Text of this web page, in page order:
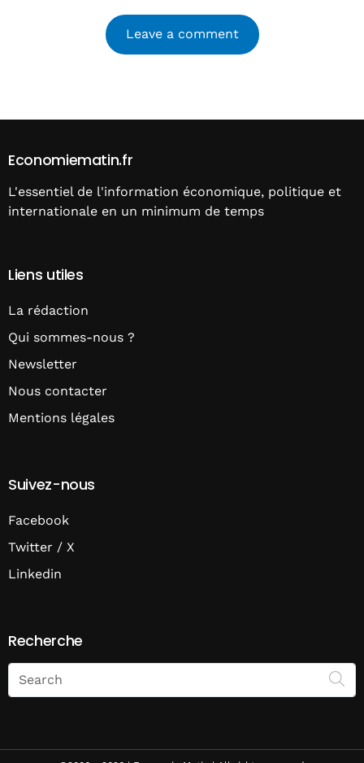
Economiematin.fr
L'essentiel de l'information économique, politique et
internationale en un minimum de temps
Liens utiles
La rédaction
Qui sommes-nous ?
Newsletter
Nous contacter
Mentions légales
Suivez-nous
Facebook
Twitter / X
Linkedin
Recherche
Search
on
Economie